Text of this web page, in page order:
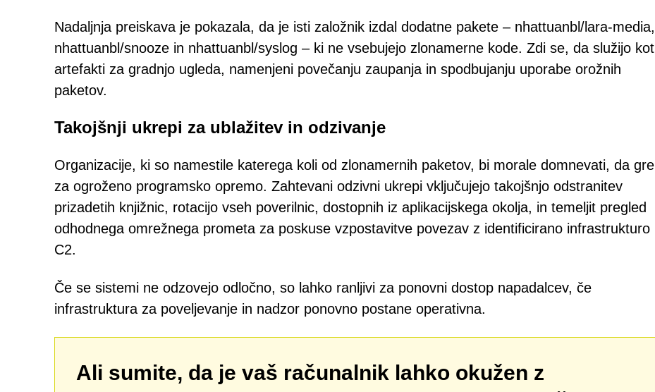
Nadaljnja preiskava je pokazala, da je isti založnik izdal dodatne pakete – nhattuanbl/lara-media,
nhattuanbl/snooze in nhattuanbl/syslog – ki ne vsebujejo zlonamerne kode. Zdi se, da služijo kot
artefakti za gradnjo ugleda, namenjeni povečanju zaupanja in spodbujanju uporabe orožnih
paketov.
Takojšnji ukrepi za ublažitev in odzivanje
Organizacije, ki so namestile katerega koli od zlonamernih paketov, bi morale domnevati, da gre
za ogroženo programsko opremo. Zahtevani odzivni ukrepi vključujejo takojšnjo odstranitev
prizadetih knjižnic, rotacijo vseh poverilnic, dostopnih iz aplikacijskega okolja, in temeljit pregled
odhodnega omrežnega prometa za poskuse vzpostavitve povezav z identificirano infrastrukturo
C2.
Če se sistemi ne odzovejo odločno, so lahko ranljivi za ponovni dostop napadalcev, če
infrastruktura za poveljevanje in nadzor ponovno postane operativna.
Ali sumite, da je vaš računalnik lahko okužen z